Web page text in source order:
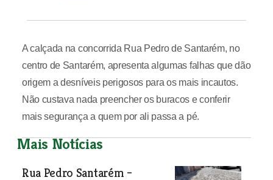
A calçada na concorrida Rua Pedro de Santarém, no
centro de Santarém, apresenta algumas falhas que dão
origem a desníveis perigosos para os mais incautos.
Não custava nada preencher os buracos e conferir
mais segurança a quem por ali passa a pé.
Mais Notícias
Rua Pedro Santarém –